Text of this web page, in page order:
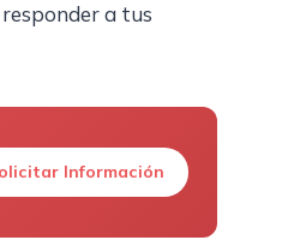
a tus
Información